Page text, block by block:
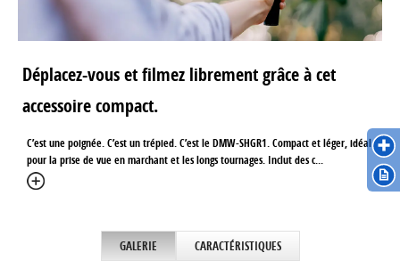
Déplacez-vous et filmez librement grâce à cet
accessoire compact.
C’est une poignée. C’est un trépied. C’est le DMW-SHGR1. Compact et léger, idéal
pour la prise de vue en marchant et les longs tournages. Inclut des c...
GALERIE CARACTÉRISTIQUES